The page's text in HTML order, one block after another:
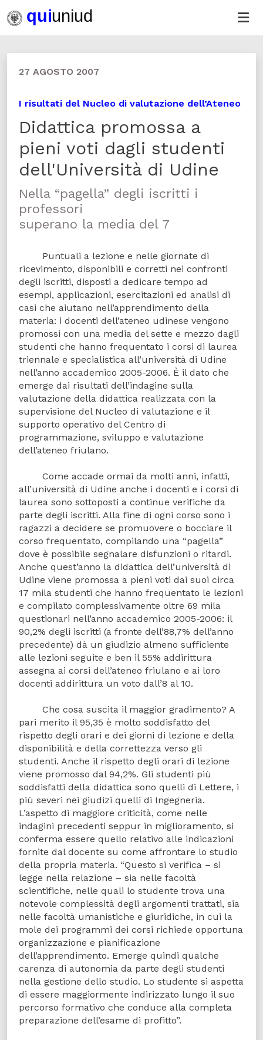
27 AGOSTO 2007
I risultati del Nucleo di valutazione dell’Ateneo
Didattica promossa a
pieni voti dagli studenti
dell'Università di Udine
Nella “pagella” degli iscritti i
professori
superano la media del 7
Puntuali a lezione e nelle giornate di
ricevimento, disponibili e corretti nei confronti
degli iscritti, disposti a dedicare tempo ad
esempi, applicazioni, esercitazioni ed analisi di
casi che aiutano nell’apprendimento della
materia: i docenti dell’ateneo udinese vengono
promossi con una media del sette e mezzo dagli
studenti che hanno frequentato i corsi di laurea
triennale e specialistica all’università di Udine
nell’anno accademico 2005-2006. È il dato che
emerge dai risultati dell’indagine sulla
valutazione della didattica realizzata con la
supervisione del Nucleo di valutazione e il
supporto operativo del Centro di
programmazione, sviluppo e valutazione
dell’ateneo friulano.
Come accade ormai da molti anni, infatti,
all’università di Udine anche i docenti e i corsi di
laurea sono sottoposti a continue verifiche da
parte degli iscritti. Alla fine di ogni corso sono i
ragazzi a decidere se promuovere o bocciare il
corso frequentato, compilando una “pagella”
dove è possibile segnalare disfunzioni o ritardi.
Anche quest’anno la didattica dell’università di
Udine viene promossa a pieni voti dai suoi circa
17 mila studenti che hanno frequentato le lezioni
e compilato complessivamente oltre 69 mila
questionari nell’anno accademico 2005-2006: il
90,2% degli iscritti (a fronte dell’88,7% dell’anno
precedente) dà un giudizio almeno sufficiente
alle lezioni seguite e ben il 55% addirittura
assegna ai corsi dell’ateneo friulano e ai loro
docenti addirittura un voto dall’8 al 10.
Che cosa suscita il maggior gradimento? A
pari merito il 95,35 è molto soddisfatto del
rispetto degli orari e dei giorni di lezione e della
disponibilità e della correttezza verso gli
studenti. Anche il rispetto degli orari di lezione
viene promosso dal 94,2%. Gli studenti più
soddisfatti della didattica sono quelli di Lettere, i
più severi nei giudizi quelli di Ingegneria.
L’aspetto di maggiore criticità, come nelle
indagini precedenti seppur in miglioramento, si
conferma essere quello relativo alle indicazioni
fornite dal docente su come affrontare lo studio
della propria materia. “Questo si verifica – si
legge nella relazione – sia nelle facoltà
scientifiche, nelle quali lo studente trova una
notevole complessità degli argomenti trattati, sia
nelle facoltà umanistiche e giuridiche, in cui la
mole dei programmi dei corsi richiede opportuna
organizzazione e pianificazione
dell’apprendimento. Emerge quindi qualche
carenza di autonomia da parte degli studenti
nella gestione dello studio. Lo studente si aspetta
di essere maggiormente indirizzato lungo il suo
percorso formativo che conduce alla completa
preparazione dell’esame di profitto”.